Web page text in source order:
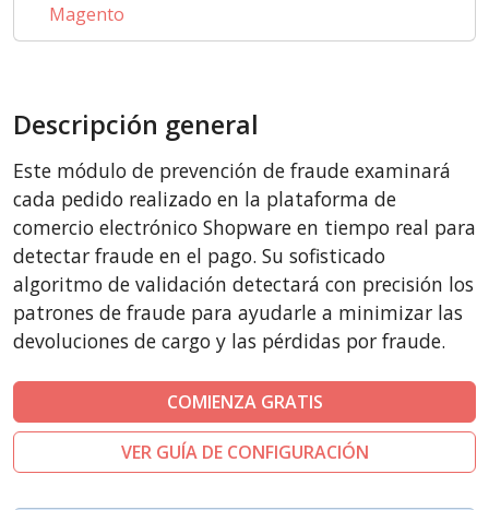
Magento
PrestaShop
AbanteCart
LiteCart
ZenCart
PinnacleCart
FoxyCart
Easy Digital Downloads
Ecwid by Lightspeed
WISECP
ThirtyBees
Sylius
Descripción general
Este módulo de prevención de fraude examinará
cada pedido realizado en la plataforma de
comercio electrónico Shopware en tiempo real para
detectar fraude en el pago. Su sofisticado
algoritmo de validación detectará con precisión los
patrones de fraude para ayudarle a minimizar las
devoluciones de cargo y las pérdidas por fraude.
COMIENZA GRATIS
VER GUÍA DE CONFIGURACIÓN